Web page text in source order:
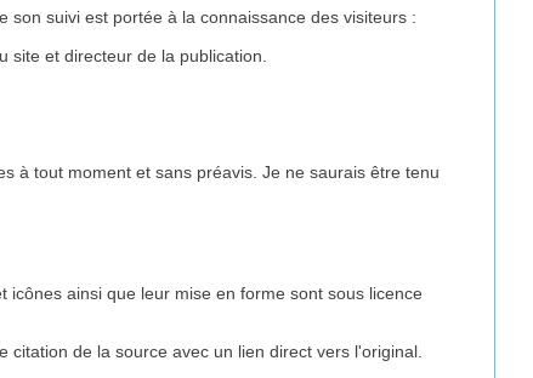
son suivi est portée à la connaissance des visiteurs :
et directeur de la publication.
à tout moment et sans préavis. Je ne saurais être tenu
ainsi que leur mise en forme sont sous licence
de la source avec un lien direct vers l'original.